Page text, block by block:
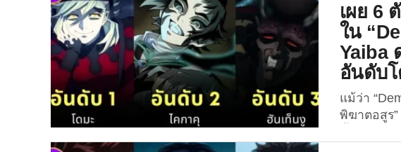
สะท้อนสัง
เว็บไซต์
และวิเคร
โรคทางจิ
เป็นประเด็
หลาย! คา
เผย 6
ใน
Yaiba
อันดับโ
แม้ว่า
พิฆาตอสูร